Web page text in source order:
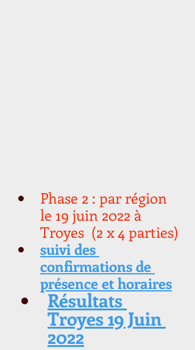
Phase 2 : par région
le 19 juin 2022 à
Troyes  (2 x 4 parties)
suivi des
confirmations de
présence et horaires
Résultats
Troyes 19 Juin
2022